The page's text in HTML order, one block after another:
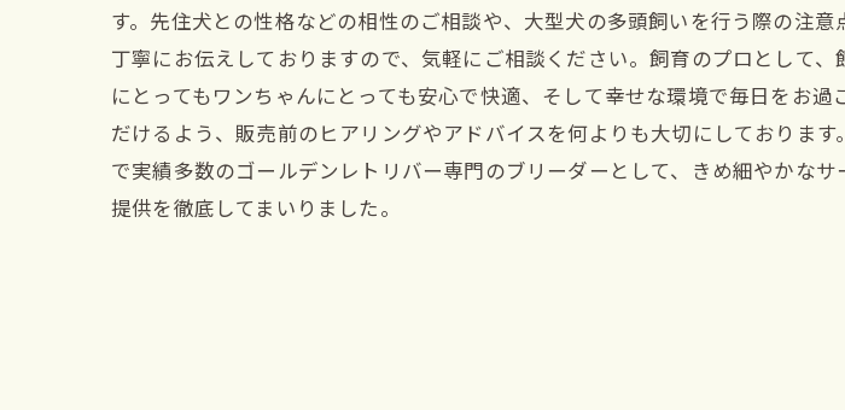
す。先住犬との性格などの相性のご相談や、大型犬の多頭飼いを行う際の注意
丁寧にお伝えしておりますので、気軽にご相談ください。飼育のプロとして、
にとってもワンちゃんにとっても安心で快適、そして幸せな環境で毎日をお過
だけるよう、販売前のヒアリングやアドバイスを何よりも大切にしております
で実績多数のゴールデンレトリバー専門のブリーダーとして、きめ細やかなサ
提供を徹底してまいりました。